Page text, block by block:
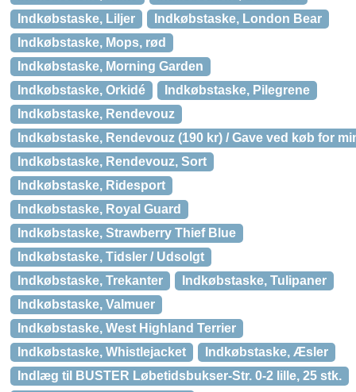
Indkøbstaske, Liljer
Indkøbstaske, London Bear
Indkøbstaske, Mops, rød
Indkøbstaske, Morning Garden
Indkøbstaske, Orkidé
Indkøbstaske, Pilegrene
Indkøbstaske, Rendevouz
Indkøbstaske, Rendevouz (190 kr) / Gave ved køb for
Indkøbstaske, Rendevouz, Sort
Indkøbstaske, Ridesport
Indkøbstaske, Royal Guard
Indkøbstaske, Strawberry Thief Blue
Indkøbstaske, Tidsler / Udsolgt
Indkøbstaske, Trekanter
Indkøbstaske, Tulipaner
Indkøbstaske, Valmuer
Indkøbstaske, West Highland Terrier
Indkøbstaske, Whistlejacket
Indkøbstaske, Æsler
Indlæg til BUSTER Løbetidsbukser-Str. 0-2 lille, 25 stk.